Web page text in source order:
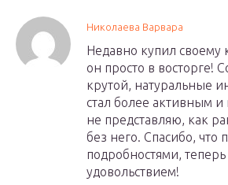
Николаева Варвара
Недавно купил своему
он просто в восторге!
крутой, натуральные
стал более активным
не представляю, как
без него. Спасибо, что
подробностями,
удовольствием!